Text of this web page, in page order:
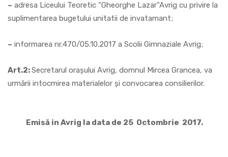
– adresa Liceului Teoretic “Gheorghe Lazar”Avrig cu privire la
suplimentarea bugetului unitatii de invatamant;
– informarea nr.470/05.10.2017 a Scolii Gimnaziale Avrig;
Art.2:Secretarul oraşului Avrig, domnul Mircea Grancea, va
urmării intocmirea materialelor şi convocarea consilierilor.
Emisă in Avrig la data de 25 Octombrie 2017.